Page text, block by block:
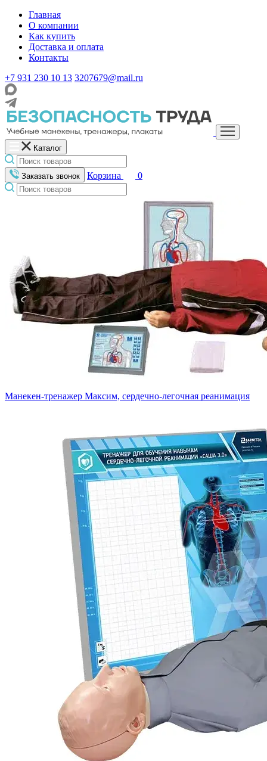
Главная
О компании
Как купить
Доставка и оплата
Контакты
+7 931 230 10 13 3207679@mail.ru
Каталог
Заказать звонок Корзина 0
Манекен-тренажер Максим, сердечно-легочная реанимация